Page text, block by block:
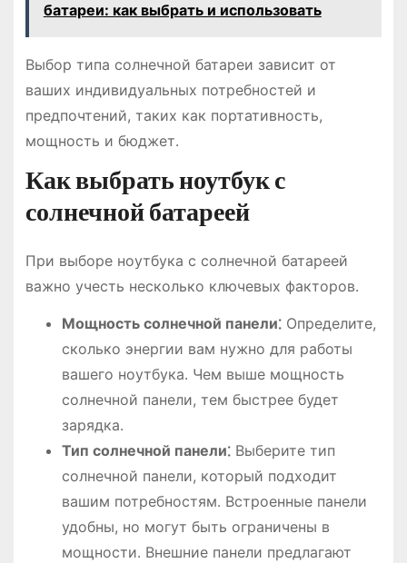
батареи: как выбрать и использовать
Выбор типа солнечной батареи зависит от
ваших индивидуальных потребностей и
предпочтений, таких как портативность,
мощность и бюджет․
Как выбрать ноутбук с
солнечной батареей
При выборе ноутбука с солнечной батареей
важно учесть несколько ключевых факторов․
Мощность солнечной панели⁚Определите,
сколько энергии вам нужно для работы
вашего ноутбука․ Чем выше мощность
солнечной панели, тем быстрее будет
зарядка․
Тип солнечной панели⁚Выберите тип
солнечной панели, который подходит
вашим потребностям․ Встроенные панели
удобны, но могут быть ограничены в
мощности․ Внешние панели предлагают